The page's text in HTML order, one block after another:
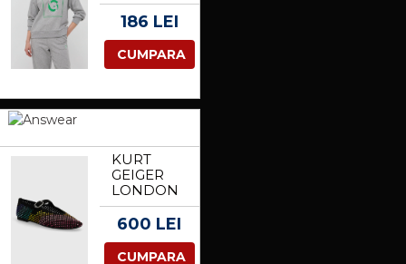
CULOAREA
IMPRIMEU
186 LEI
CUMPARA
KURT
GEIGER
LONDON
BALERINI
DIN PIELE
MAYFAIR
600 LEI
CUMPARA